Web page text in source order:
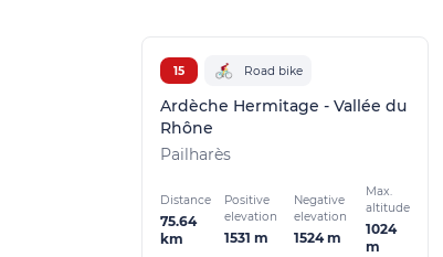
15 Road bike
Ardèche Hermitage - Vallée du
Rhône
Pailharès
Distance
75.64
km
Positive
elevation
1531 m
Negative
elevation
1524 m
Max.
altitude
1024
m